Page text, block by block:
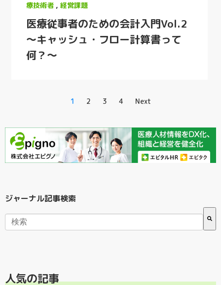
療技術者 , 経営課題
医療従事者のための会計入門Vol.2
～キャッシュ・フロー計算書って
何？～
1 2 3 4 Next
ジャーナル記事検索
人気の記事